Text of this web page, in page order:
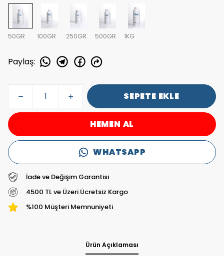
50GR 100GR 250GR 500GR 1KG
Paylaş:
SEPETE EKLE
HEMEN AL
WHATSAPP
İade ve Değişim Garantisi
4500 TL ve Üzeri Ücretsiz Kargo
%100 Müşteri Memnuniyeti
Ürün Açıklaması